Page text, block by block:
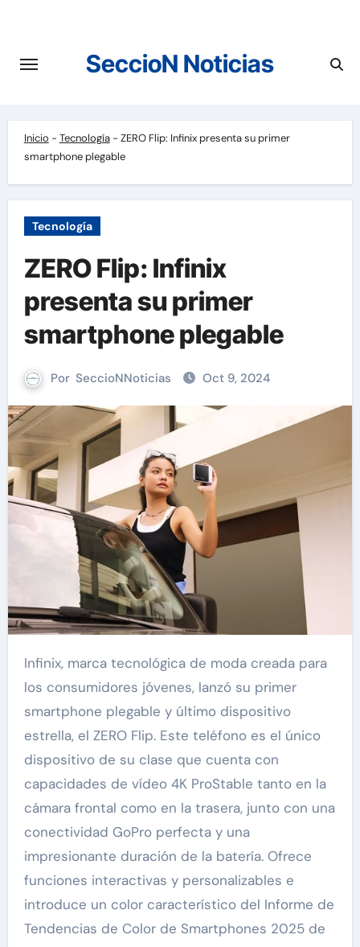
contenido
SeccioN Noticias
Inicio - Tecnología- ZERO Flip: Infinix presenta su primer
smartphone plegable
Tecnología
ZERO Flip: Infinix
presenta su primer
smartphone plegable
Por SeccioNNoticias Oct 9, 2024
Infinix, marca tecnológica de moda creada para
los consumidores jóvenes, lanzó su primer
smartphone plegable y último dispositivo
estrella, el ZERO Flip. Este teléfono es el único
dispositivo de su clase que cuenta con
capacidades de vídeo 4K ProStable tanto en la
cámara frontal como en la trasera, junto con una
conectividad GoPro perfecta y una
impresionante duración de la batería. Ofrece
funciones interactivas y personalizables e
introduce un color característico del Informe de
Tendencias de Color de Smartphones 2025 de